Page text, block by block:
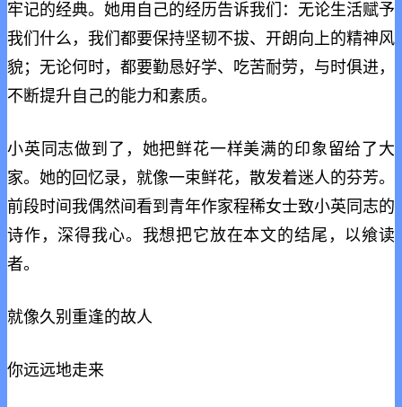
牢记的经典。她用自己的经历告诉我们：无论生活赋予
我们什么，我们都要保持坚韧不拔、开朗向上的精神风
貌；无论何时，都要勤恳好学、吃苦耐劳，与时俱进，
不断提升自己的能力和素质。
小英同志做到了，她把鲜花一样美满的印象留给了大
家。她的回忆录，就像一束鲜花，散发着迷人的芬芳。
前段时间我偶然间看到青年作家程稀女士致小英同志的
诗作，深得我心。我想把它放在本文的结尾，以飨读
者。
就像久别重逢的故人
你远远地走来